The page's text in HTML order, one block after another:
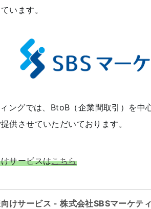
います。
ングでは、BtoB（企業間取引）を
供させていただいております。
サービスはこちら
けサービス - 株式会社SBSマーケテ